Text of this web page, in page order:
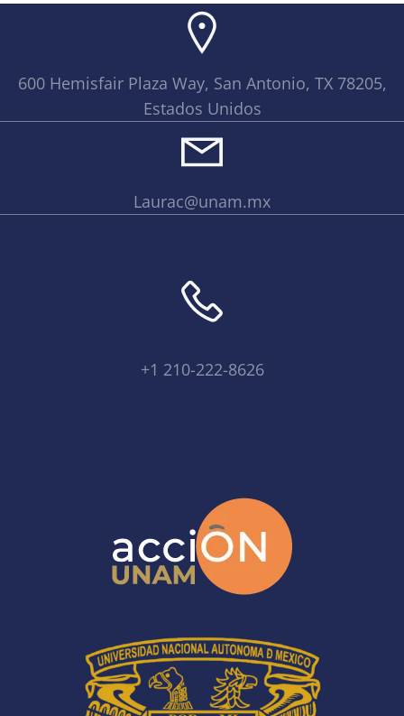
600 Hemisfair Plaza Way, San Antonio, TX 78205,
Estados Unidos
Laurac@unam.mx
+1 210-222-8626